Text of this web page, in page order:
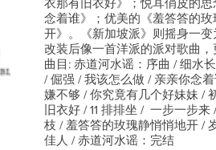
衣那有旧衣好》；悦耳俏皮的
念着谁》；优美的《羞答答的玫
开》。《新加坡派》则摇身一
改装后像一首洋派的派对歌曲
曲目: 赤道河水谣：序曲 / 细水
/ 倔强 / 我该怎么做 / 亲亲你念
嫌不够 / 你究竟有几个好妹妹 /
旧衣好 / 11 排排坐 / 一步一步
枝 / 羞答答的玫瑰静悄悄地开 /
佳人 / 赤道河水谣：完结